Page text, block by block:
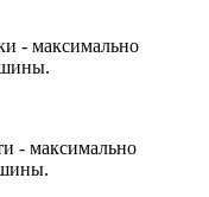
- максимально
шины.
- максимально
шины.